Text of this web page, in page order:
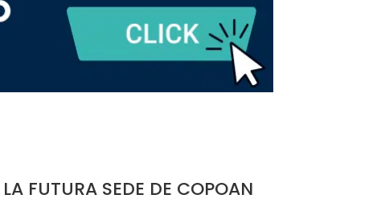
FUTURA SEDE DE COPOAN